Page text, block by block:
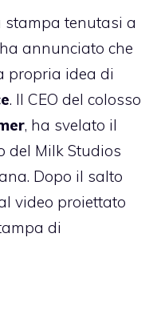
stampa tenutasi a
ha annunciato che
propria idea di
. Il CEO del colosso
, ha svelato il
del Milk Studios
Dopo il salto
video proiettato
di